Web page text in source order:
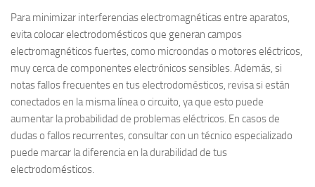
Para minimizar interferencias electromagnéticas entre aparatos,
evita colocar electrodomésticos que generan campos
electromagnéticos fuertes, como microondas o motores eléctricos,
muy cerca de componentes electrónicos sensibles. Además, si
notas fallos frecuentes en tus electrodomésticos, revisa si están
conectados en la misma línea o circuito, ya que esto puede
aumentar la probabilidad de problemas eléctricos. En casos de
dudas o fallos recurrentes, consultar con un técnico especializado
puede marcar la diferencia en la durabilidad de tus
electrodomésticos.